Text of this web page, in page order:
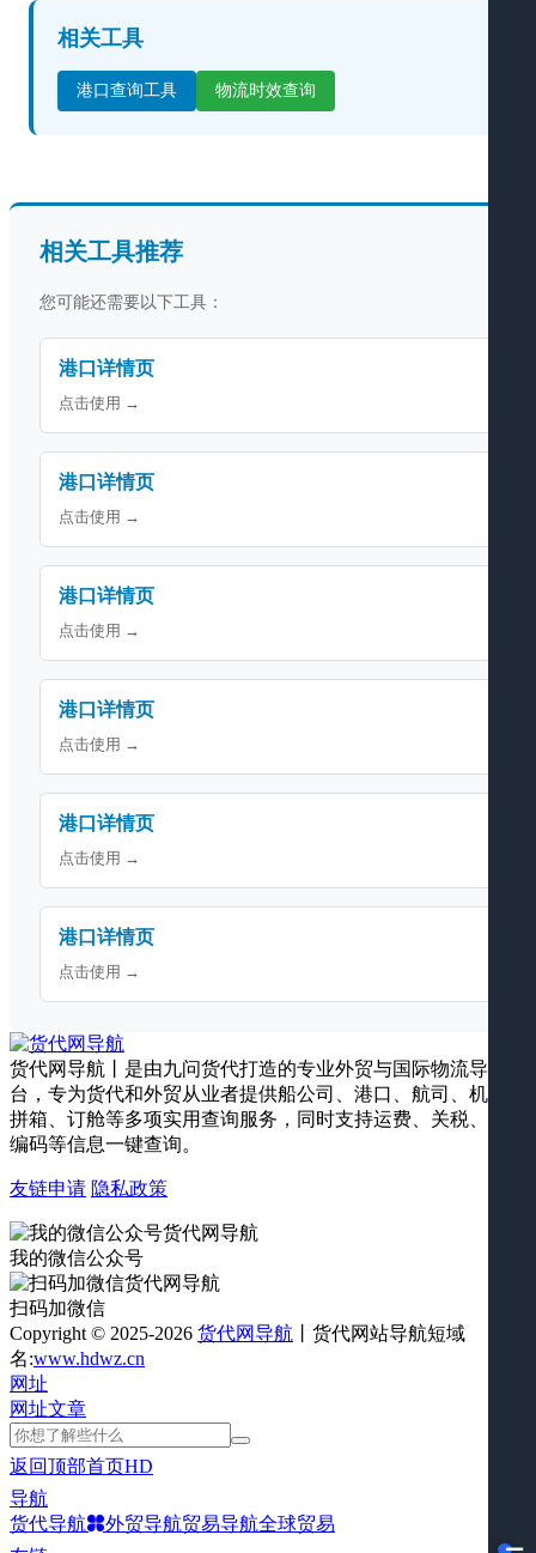
相关工具
港口查询工具 物流时效查询
相关工具推荐
您可能还需要以下工具：
港口详情页
点击使用 →
港口详情页
点击使用 →
港口详情页
点击使用 →
港口详情页
点击使用 →
港口详情页
点击使用 →
港口详情页
点击使用 →
货代网导航丨是由九问货代打造的专业外贸与国际物流导航平
台，专为货代和外贸从业者提供船公司、港口、航司、机场、
拼箱、订舱等多项实用查询服务，同时支持运费、关税、海关
编码等信息一键查询。
友链申请 隐私政策
我的微信公众号
扫码加微信
Copyright © 2025-2026 货代网导航 丨货代网站导航短域
名:www.hdwz.cn
网址
网址文章
返回顶部首页HD
导航
货代导航
外贸导航贸易导航全球贸易